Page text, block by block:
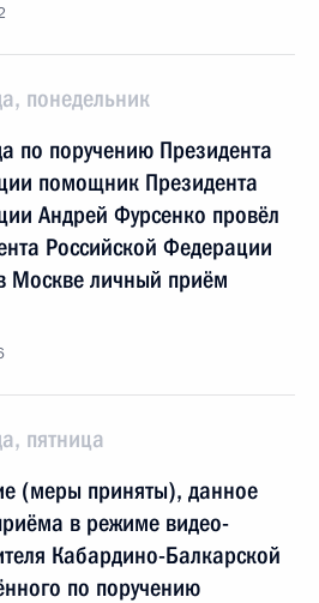
понедельник
по поручению Президента
помощник Президента
Андрей Фурсенко провёл
Российской Федерации
Москве личный приём
пятница
(меры приняты), данное
в режиме видео-
Кабардино-Балкарской
по поручению